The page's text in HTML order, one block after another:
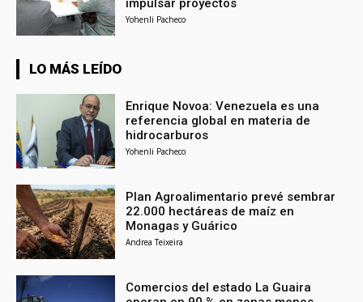
impulsar proyectos
Yohenli Pacheco
LO MÁS LEÍDO
Enrique Novoa: Venezuela es una
referencia global en materia de
hidrocarburos
Yohenli Pacheco
Plan Agroalimentario prevé sembrar
22.000 hectáreas de maíz en
Monagas y Guárico
Andrea Teixeira
Comercios del estado La Guaira